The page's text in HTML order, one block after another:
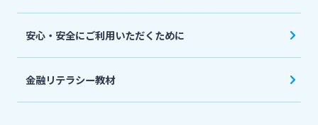
安心・安全にご利用いただくために
金融リテラシー教材